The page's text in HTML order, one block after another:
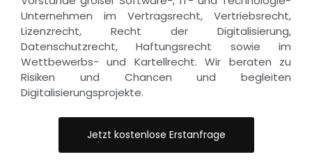
Unternehmen im Vertragsrecht, Vertriebsrecht,
Lizenzrecht, Recht der Digitalisierung,
Datenschutzrecht, Haftungsrecht sowie im
Wettbewerbs- und Kartellrecht. Wir beraten zu
Risiken und Chancen und begleiten
Digitalisierungsprojekte.
Jetzt kostenlose Erstanfrage